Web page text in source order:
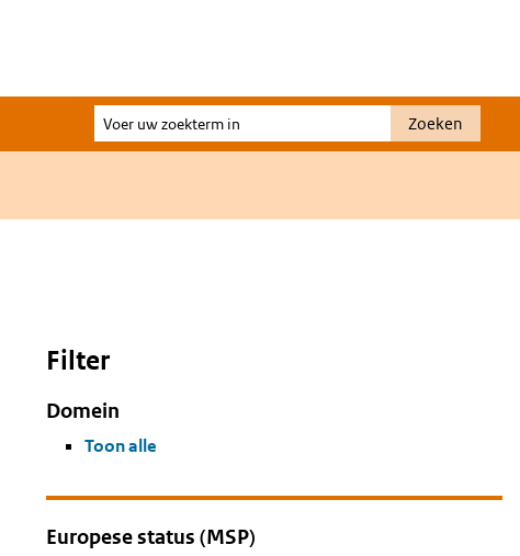
Voer
uw
Zoeken
Filter
Domein
Toon alle
Europese status (MSP)